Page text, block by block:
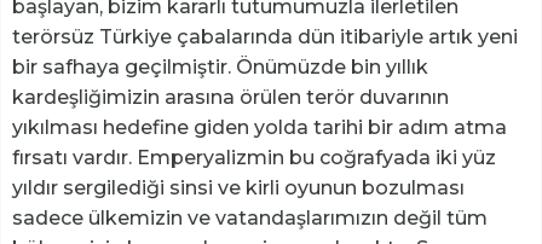
başlayan, bizim kararlı tutumumuzla ilerletilen
terörsüz Türkiye çabalarında dün itibariyle artık yeni
bir safhaya geçilmiştir. Önümüzde bin yıllık
kardeşliğimizin arasına örülen terör duvarının
yıkılması hedefine giden yolda tarihi bir adım atma
fırsatı vardır. Emperyalizmin bu coğrafyada iki yüz
yıldır sergilediği sinsi ve kirli oyunun bozulması
sadece ülkemizin ve vatandaşlarımızın değil tüm